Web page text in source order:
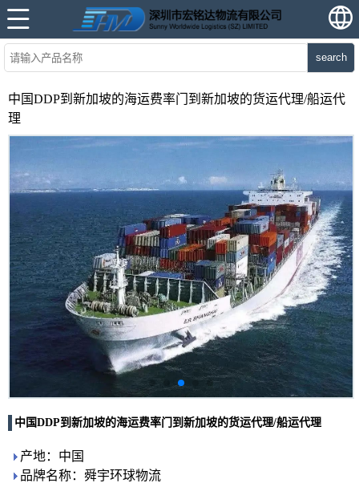
search
中国DDP到新加坡的海运费率门到新加坡的货运代理/船运代
理
中国DDP到新加坡的海运费率门到新加坡的货运代理/船运代理
产地：中国
品牌名称：舜宇环球物流